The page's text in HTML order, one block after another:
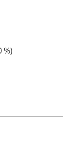
%)